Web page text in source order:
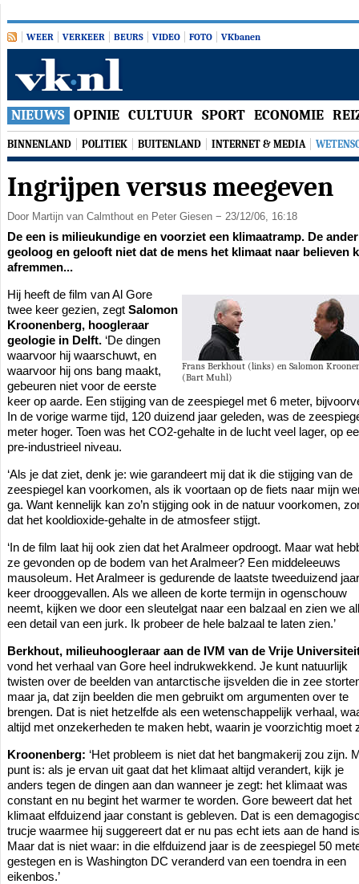
WEER VERKEER BEURS VIDEO FOTO VKbanen
NIEUWS OPINIE CULTUUR SPORT ECONOMIE
BINNENLAND POLITIEK BUITENLAND INTERNET & MEDIA
Ingrijpen versus meegeven
Door Martijn van Calmthout en Peter Giesen − 23/12/06, 16:18
De een is milieukundige en voorziet een klimaatramp. De
geoloog en gelooft niet dat de mens het klimaat naar believen
afremmen...
Frans Berkhout (links) en Salomon
(Bart Muhl)
Hij heeft de film van Al Gore
twee keer gezien, zegt Salomon
Kroonenberg, hoogleraar
geologie in Delft. ‘De dingen
waarvoor hij waarschuwt, en
waarvoor hij ons bang maakt,
gebeuren niet voor de eerste
keer op aarde. Een stijging van de zeespiegel met 6 meter,
In de vorige warme tijd, 120 duizend jaar geleden, was de
meter hoger. Toen was het CO2-gehalte in de lucht veel lager, op
pre-industrieel niveau.
‘Als je dat ziet, denk je: wie garandeert mij dat ik die stijging van de
zeespiegel kan voorkomen, als ik voortaan op de fiets naar mijn
ga. Want kennelijk kan zo’n stijging ook in de natuur voorkomen,
dat het kooldioxide-gehalte in de atmosfeer stijgt.
‘In de film laat hij ook zien dat het Aralmeer opdroogt. Maar wat
ze gevonden op de bodem van het Aralmeer? Een middeleeuws
mausoleum. Het Aralmeer is gedurende de laatste tweeduizend
keer drooggevallen. Als we alleen de korte termijn in ogenschouw
neemt, kijken we door een sleutelgat naar een balzaal en zien we
een detail van een jurk. Ik probeer de hele balzaal te laten zien.’
Berkhout, milieuhoogleraar aan de IVM van de Vrije
vond het verhaal van Gore heel indrukwekkend. Je kunt natuurlijk
twisten over de beelden van antarctische ijsvelden die in zee
maar ja, dat zijn beelden die men gebruikt om argumenten over te
brengen. Dat is niet hetzelfde als een wetenschappelijk verhaal,
altijd met onzekerheden te maken hebt, waarin je voorzichtig moet
Kroonenberg: ‘Het probleem is niet dat het bangmakerij zou zijn.
punt is: als je ervan uit gaat dat het klimaat altijd verandert, kijk je
anders tegen de dingen aan dan wanneer je zegt: het klimaat was
constant en nu begint het warmer te worden. Gore beweert dat het
klimaat elfduizend jaar constant is gebleven. Dat is een
trucje waarmee hij suggereert dat er nu pas echt iets aan de hand
Maar dat is niet waar: in die elfduizend jaar is de zeespiegel 50
gestegen en is Washington DC veranderd van een toendra in een
eikenbos.’